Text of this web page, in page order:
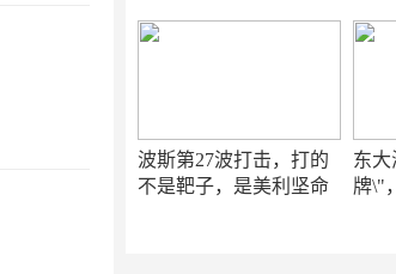
波斯第27波打击，打的
不是靶子，是美利坚命
东大
牌\"